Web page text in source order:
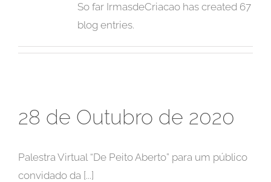
So far IrmasdeCriacao has created 67
blog entries.
28 de Outubro de 2020
Palestra Virtual “De Peito Aberto” para um público
convidado da [...]